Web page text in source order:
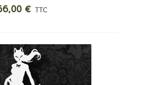
€ TTC